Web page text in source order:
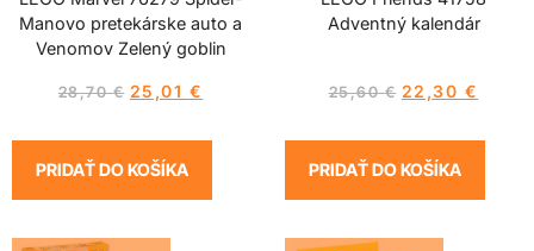
Manovo pretekárske auto a
Venomov Zelený goblin
28,70€ 25,01 €
PRIDAŤ DO KOŠÍKA
Adventný kalendár
25,60€ 22,30 €
PRIDAŤ DO KOŠÍKA